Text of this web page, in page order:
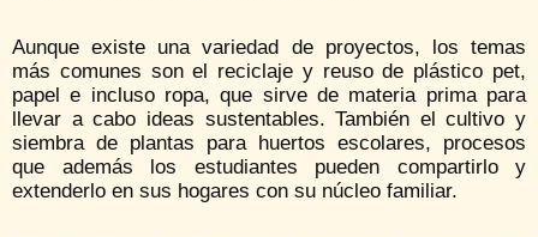
Aunque existe una variedad de proyectos, los temas
más comunes son el reciclaje y reuso de plástico pet,
papel e incluso ropa, que sirve de materia prima para
llevar a cabo ideas sustentables. También el cultivo y
siembra de plantas para huertos escolares, procesos
que además los estudiantes pueden compartirlo y
extenderlo en sus hogares con su núcleo familiar.